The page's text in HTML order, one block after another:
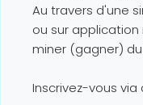
Au travers d'une
ou sur application
miner (gagner)
Inscrivez-vous via